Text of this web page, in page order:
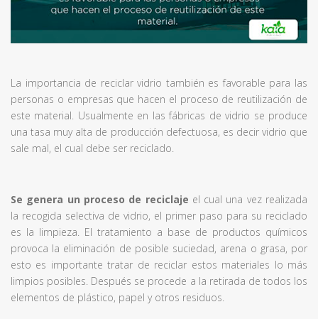
La importancia de reciclar vidrio también es favorable para las
personas o empresas que hacen el proceso de reutilización de
este material. Usualmente en las fábricas de vidrio se produce
una tasa muy alta de producción defectuosa, es decir vidrio que
sale mal, el cual debe ser reciclado.
Se genera un proceso de reciclaje el cual una vez realizada
la recogida selectiva de vidrio, el primer paso para su reciclado
es la limpieza. El tratamiento a base de productos químicos
provoca la eliminación de posible suciedad, arena o grasa, por
esto es importante tratar de reciclar estos materiales lo más
limpios posibles. Después se procede a la retirada de todos los
elementos de plástico, papel y otros residuos.